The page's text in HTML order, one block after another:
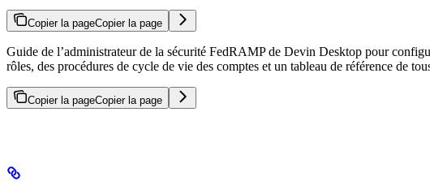
Copier la pageCopier la page
Guide de l’administrateur de la sécurité FedRAMP de Devin Desktop pour
rôles, des procédures de cycle de vie des comptes et un tableau de référence de
Copier la pageCopier la page